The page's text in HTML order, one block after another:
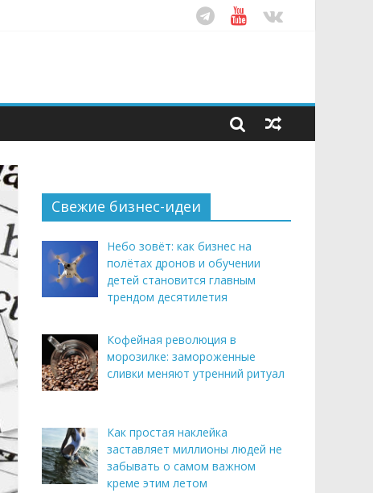
Свежие бизнес-идеи
Небо зовёт: как бизнес на
полётах дронов и обучении
детей становится главным
трендом десятилетия
Кофейная революция в
морозилке: замороженные
сливки меняют утренний ритуал
Как простая наклейка
заставляет миллионы людей не
забывать о самом важном
креме этим летом